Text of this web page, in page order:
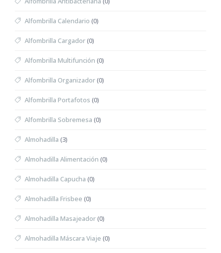
Alfombrilla Calendario (0)
Alfombrilla Cargador(0)
Alfombrilla Multifunción (0)
Alfombrilla Organizador(0)
Alfombrilla Portafotos (0)
Alfombrilla Sobremesa (0)
Almohadilla (3)
Almohadilla Alimentación (0)
Almohadilla Capucha (0)
Almohadilla Frisbee (0)
Almohadilla Masajeador(0)
Almohadilla Máscara Viaje (0)